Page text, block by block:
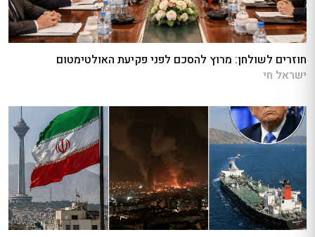
חוזרים לשולחן: מרוץ להסכם לפני פקיעת האולטימטום
ישראל חי